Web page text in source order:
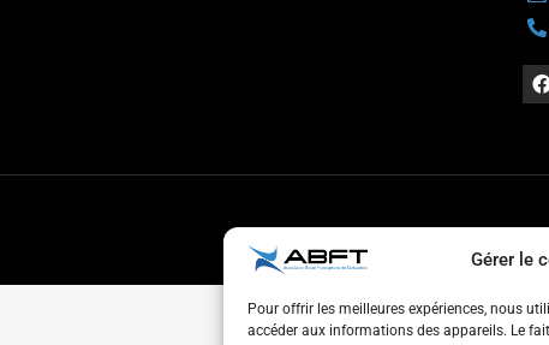
Gérer le
Pour offrir les meilleures expériences, nous
accéder aux informations des appareils. Le